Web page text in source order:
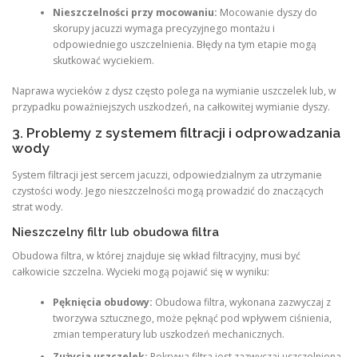
Nieszczelności przy mocowaniu: Mocowanie dyszy do
skorupy jacuzzi wymaga precyzyjnego montażu i
odpowiedniego uszczelnienia. Błędy na tym etapie mogą
skutkować wyciekiem.
Naprawa wycieków z dysz często polega na wymianie uszczelek lub, w
przypadku poważniejszych uszkodzeń, na całkowitej wymianie dyszy.
3. Problemy z systemem filtracji i odprowadzania
wody
System filtracji jest sercem jacuzzi, odpowiedzialnym za utrzymanie
czystości wody. Jego nieszczelności mogą prowadzić do znaczących
strat wody.
Nieszczelny filtr lub obudowa filtra
Obudowa filtra, w której znajduje się wkład filtracyjny, musi być
całkowicie szczelna. Wycieki mogą pojawić się w wyniku:
Pęknięcia obudowy: Obudowa filtra, wykonana zazwyczaj z
tworzywa sztucznego, może pęknąć pod wpływem ciśnienia,
zmian temperatury lub uszkodzeń mechanicznych.